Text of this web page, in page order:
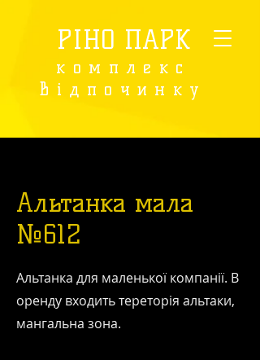
РІНО ПАРК
комплекс
відпочинку
Альтанка мала
№612
Альтанка для маленької компанії. В
оренду входить тереторія альтаки,
мангальна зона.